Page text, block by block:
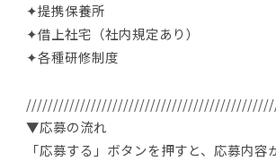
✦提携保養所
✦借上社宅（社内規定あり）
✦各種研修制度
▼応募の流れ
「応募する」ボタンを押すと、応募内